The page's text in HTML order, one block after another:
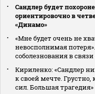
Сандлер будет
ориентировочно в
«Динамо»
«Мне будет очень не
невосполнимая
соболезнования в
Кириленко: «Сандлер
к своей мечте. Грустно,
сил. Большая трагедия»